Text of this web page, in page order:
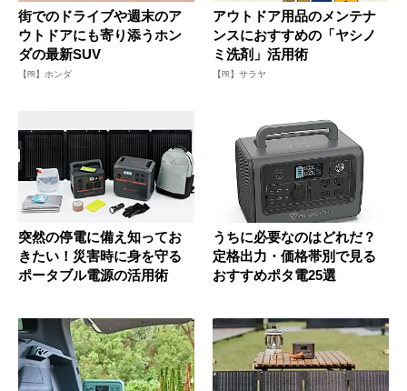
街でのドライブや週末のア
ウトドアにも寄り添うホン
ダの最新SUV
【PR】ホンダ
アウトドア用品のメンテナ
ンスにおすすめの「ヤシノ
ミ洗剤」活用術
【PR】サラヤ
突然の停電に備え知ってお
きたい！災害時に身を守る
ポータブル電源の活用術
うちに必要なのはどれだ？
定格出力・価格帯別で見る
おすすめポタ電25選